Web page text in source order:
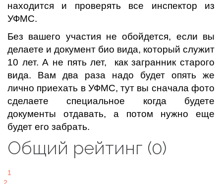
находится и проверять все инспектор из
УФМС.
Без вашего участия не обойдется, если вы
делаете и документ био вида, который служит
10 лет. А не пять лет, как загранник старого
вида. Вам два раза надо будет опять же
лично приехать в УФМС, тут вы сначала фото
сделаете специальное когда будете
документы отдавать, а потом нужно еще
будет его забрать.
Общий рейтинг (0)
1